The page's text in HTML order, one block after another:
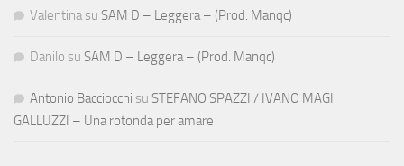
Valentina su SAM D – Leggera – (Prod. Manqc)
Danilo su SAM D – Leggera – (Prod. Manqc)
Antonio Bacciocchi su STEFANO SPAZZI / IVANO MAGI
GALLUZZI – Una rotonda per amare